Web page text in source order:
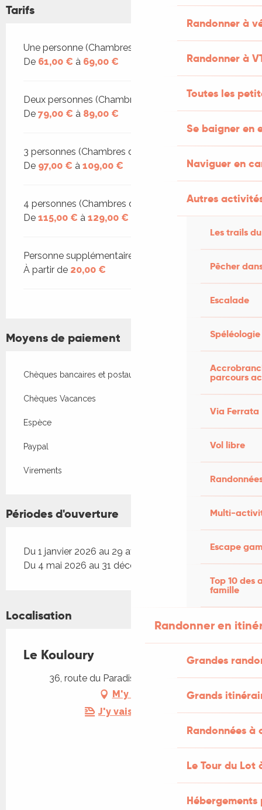
Randonner à
Randonner à
Toutes les
Se baigner en
Naviguer en
Autres
Les trails
Pêcher
Escalade
Spéléologie
parcours
Via Ferrata
Vol libre
Multi-
Escape
Top 10 des
famille
Randonner en
Grandes
Grands
Randonnées
Le Tour du Lot
Tarifs
Tarifs 2026
Une personne (Chambres d'hôtes)
De 61,00 € à 69,00 €
Deux personnes (Chambres d'hôtes)
De 79,00 € à 89,00 €
3 personnes (Chambres d'hôtes)
De 97,00 € à 109,00 €
4 personnes (Chambres d'hôtes)
De 115,00 € à 129,00 €
Personne supplémentaire (Chambres d'hôtes)
À partir de 20,00 €
Moyens de paiement
Chèques bancaires et postaux
Chèques Vacances
Espèce
Paypal
Virements
Périodes d'ouverture
Du 1 janvier 2026 au 29 avril 2026
Du 4 mai 2026 au 31 décembre 2026
Localisation
Le Kouloury
36, route du Paradis, 46200 Meyronne
M'y rendre
J'y vais en train !